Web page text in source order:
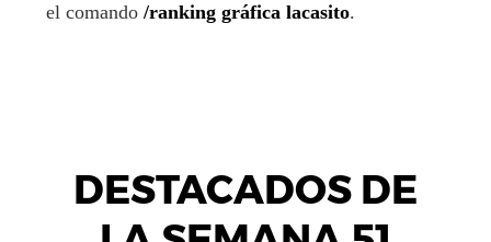
el comando /ranking gráfica lacasito.
DESTACADOS DE